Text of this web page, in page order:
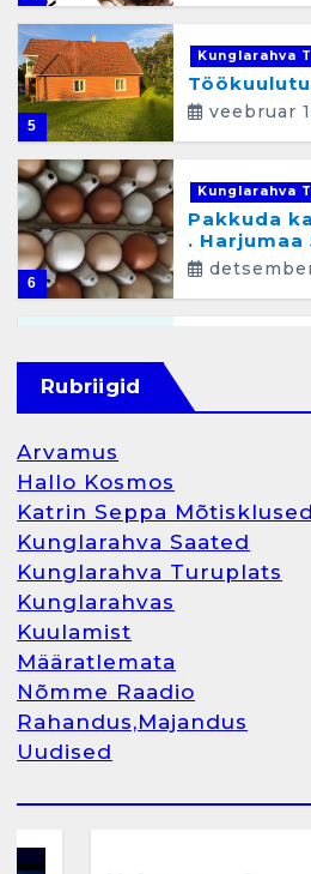
5
Kunglarahva
veebruar
6
Kunglarahva
Pakkuda
. Harjumaa
1
2
Kunglarahva
Rubriigid
Arvamus
Hallo Kosmos
Katrin Seppa
Kunglarahva Saated
Kunglarahva Turuplats
Kunglarahvas
Kuulamist
Määratlemata
Nõmme Raadio
Rahandus,Majandus
Uudised